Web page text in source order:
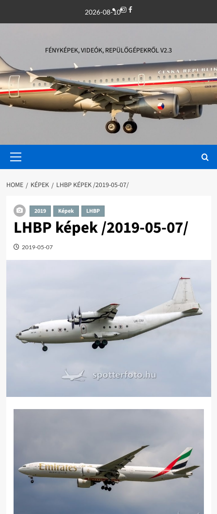
2026-08-10Instagram
Facebook
FÉNYKÉPEK, VIDEÓK, REPÜLŐGÉPEKRŐL V2.3
Menu
HOME KÉPEK LHBP KÉPEK /2019-05-07/
2019 Képek LHBP
LHBP képek /2019-05-07/
2019-05-07